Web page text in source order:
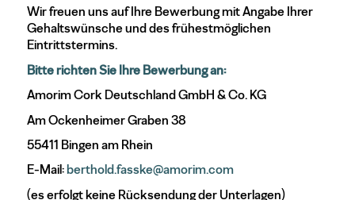
Wir freuen uns auf Ihre Bewerbung mit Angabe Ihrer
Gehaltswünsche und des frühestmöglichen
Eintrittstermins.
Bitte richten Sie Ihre Bewerbung an:
Amorim Cork Deutschland GmbH & Co. KG
Am Ockenheimer Graben 38
55411 Bingen am Rhein
E-Mail: berthold.fasske@amorim.com
(es erfolgt keine Rücksendung der Unterlagen)